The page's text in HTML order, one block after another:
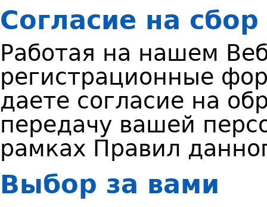
Согласие на
Работая на нашем
регистрационные
даете согласие на
передачу вашей
рамках Правил
Выбор за вами